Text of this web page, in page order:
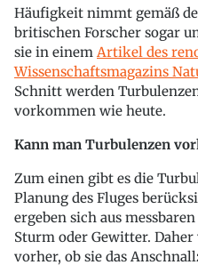
Häufigkeit nimmt gemäß
britischen Forscher sogar
sie in einem Artikel des
Wissenschaftsmagazins
Schnitt werden
vorkommen wie heute.
Kann man Turbulenzen
Zum einen gibt es die
Planung des Fluges
ergeben sich aus
Sturm oder Gewitter.
vorher, ob sie das